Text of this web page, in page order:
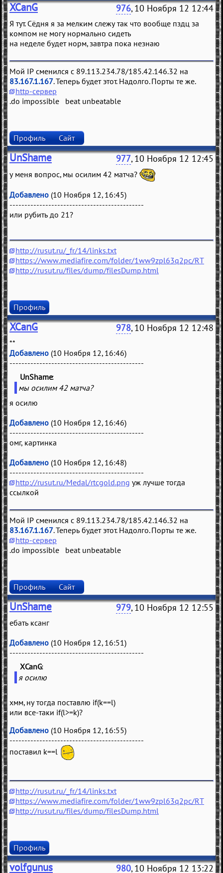
XCanG 976, 10 Ноября 12 12:44
Я тут. Сёдня я за мелким слежу так что вообще пздц за
компом не могу нормально сидеть
на неделе будет норм, завтра пока незнаю
Мой IP сменился с 89.113.234.78/185.42.146.32 на
83.167.1.167. Теперь будет этот. Надолго. Порты те же.
http-сервер
.do impossible beat unbeatable
Профиль Сайт
UnShame 977, 10 Ноября 12 12:45
у меня вопрос, мы осилим 42 матча?
Добавлено (10 Ноября 12, 16:45)
---------------------------------------------
или рубить до 21?
http://rusut.ru/_fr/14/links.txt
https://www.mediafire.com/folder/1ww9zpl63q2pc/RT
http://rusut.ru/files/dump/filesDump.html
Профиль
XCanG 978, 10 Ноября 12 12:48
**
Добавлено (10 Ноября 12, 16:46)
---------------------------------------------
UnShame
мы осилим 42 матча?
я осилю
Добавлено (10 Ноября 12, 16:46)
---------------------------------------------
омг, картинка
Добавлено (10 Ноября 12, 16:48)
---------------------------------------------
http://rusut.ru/Medal/rtcgold.png уж лучше тогда
ссылкой
Мой IP сменился с 89.113.234.78/185.42.146.32 на
83.167.1.167. Теперь будет этот. Надолго. Порты те же.
http-сервер
.do impossible beat unbeatable
Профиль Сайт
UnShame 979, 10 Ноября 12 12:55
ебать ксанг
Добавлено (10 Ноября 12, 16:51)
---------------------------------------------
XCanG
я осилю
хмм, ну тогда поставлю if(k==l)
или все-таки if(l>=k)?
Добавлено (10 Ноября 12, 16:55)
---------------------------------------------
поставил k==l
http://rusut.ru/_fr/14/links.txt
https://www.mediafire.com/folder/1ww9zpl63q2pc/RT
http://rusut.ru/files/dump/filesDump.html
Профиль
volfgunus 980, 10 Ноября 12 13:22